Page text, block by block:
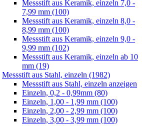
Messstift aus Keramik, einzeln 7,0 -
7,99 mm (100)
Messstift aus Keramik, einzeln 8,0 -
8,99 mm (100)
Messstift aus Keramik, einzeln 9,0 -
9,99 mm (102)
Messstift aus Keramik, einzeln ab 10
mm (19)
Messstift aus Stahl, einzeln (1982)
Messstift aus Stahl, einzeln anzeigen
Einzeln, 0,2 - 0,99mm (80)
Einzeln, 1,00 - 1,99 mm (100)
Einzeln, 2,00 - 2,99 mm (100)
Einzeln, 3,00 - 3,99 mm (100)